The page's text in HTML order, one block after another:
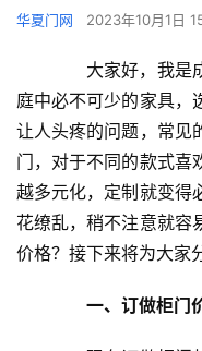
华夏门网 2023年10月1日
大家好，我是成
庭中必不可少的家具，
让人头疼的问题，常见
门，对于不同的款式喜
越多元化，定制就变得
花缭乱，稍不注意就容
价格？接下来将为大家
一、订做柜门